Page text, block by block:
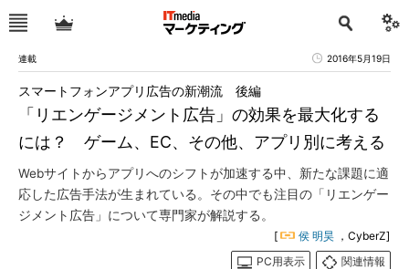
連載 2016年5月19日
「リエンゲージメント広告」の効果を最大化する
には？ ゲーム、EC、その他、アプリ別に考える
スマートフォンアプリ広告の新潮流 後編
Webサイトからアプリへのシフトが加速する中、新たな課題に適
応した広告手法が生まれている。その中でも注目の「リエンゲー
ジメント広告」について専門家が解説する。
[ 侯 明昊 ，CyberZ]
PC用表示
関連情報